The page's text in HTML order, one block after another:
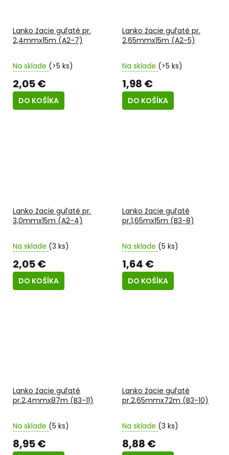
Lanko žacie guľaté pr.
2,4mmx15m (A2-7)
Na sklade (>5 ks)
2,05 €
DO KOŠÍKA
Lanko žacie guľaté pr.
2,65mmx15m (A2-5)
Na sklade (>5 ks)
1,98 €
DO KOŠÍKA
Lanko žacie guľaté pr.
3,0mmx15m (A2-4)
Na sklade (3 ks)
2,05 €
DO KOŠÍKA
Lanko žacie guľaté
pr.1,65mx15m (B3-8)
Na sklade (5 ks)
1,64 €
DO KOŠÍKA
Lanko žacie guľaté
pr.2,4mmx87m (B3-11)
Na sklade (5 ks)
8,95 €
Lanko žacie guľaté
pr.2,65mmx72m (B3-10)
Na sklade (3 ks)
8,88 €